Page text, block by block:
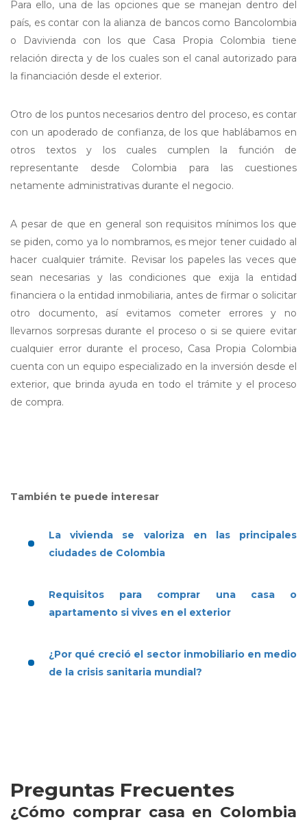
Para ello, una de las opciones que se manejan dentro del
país, es contar con la alianza de bancos como Bancolombia
o Davivienda con los que Casa Propia Colombia tiene
relación directa y de los cuales son el canal autorizado para
la financiación desde el exterior.
Otro de los puntos necesarios dentro del proceso, es contar
con un apoderado de confianza, de los que hablábamos en
otros textos y los cuales cumplen la función de
representante desde Colombia para las cuestiones
netamente administrativas durante el negocio.
A pesar de que en general son requisitos mínimos los que
se piden, como ya lo nombramos, es mejor tener cuidado al
hacer cualquier trámite. Revisar los papeles las veces que
sean necesarias y las condiciones que exija la entidad
financiera o la entidad inmobiliaria, antes de firmar o solicitar
otro documento, así evitamos cometer errores y no
llevarnos sorpresas durante el proceso o si se quiere evitar
cualquier error durante el proceso, Casa Propia Colombia
cuenta con un equipo especializado en la inversión desde el
exterior, que brinda ayuda en todo el trámite y el proceso
de compra.
También te puede interesar
La vivienda se valoriza en las principales
ciudades de Colombia
Requisitos para comprar una casa o
apartamento si vives en el exterior
¿Por qué creció el sector inmobiliario en medio
de la crisis sanitaria mundial?
Preguntas Frecuentes
¿Cómo comprar casa en Colombia